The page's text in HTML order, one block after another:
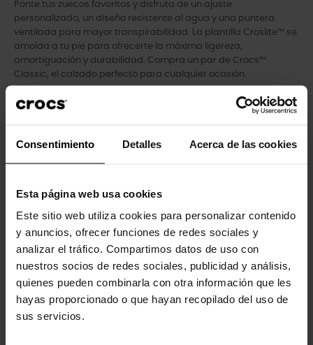
Consentimiento Detalles Acerca de las cookies
Esta página web usa cookies
Este sitio web utiliza cookies para personalizar contenido
y anuncios, ofrecer funciones de redes sociales y
analizar el tráfico. Compartimos datos de uso con
nuestros socios de redes sociales, publicidad y análisis,
quienes pueden combinarla con otra información que les
hayas proporcionado o que hayan recopilado del uso de
sus servicios.
Ponte tus zuecos favoritos y disfruta de un ajuste
personalizado, un diseño resistente al agua y una puntera
ventilada para mayor transpirabilidad. La plantilla Croslite™ se
amolda a tu pie para ofrecerte la máxima ligereza,
amortiguación y durabilidad. Compra un par de Crocs™
Classic, el calzado perfecto para cualquier ocasión.
- Los orificios de ventilación añaden transpirabilidad y ayudan
comodidad característica de Crocs.
- Perfectas para el agua y flotantes, sólo pesan unos gramos.
- Añádele tu toque personal con nuestros Jibbitz™.
Los clientes que compraron este
producto también han comprado: